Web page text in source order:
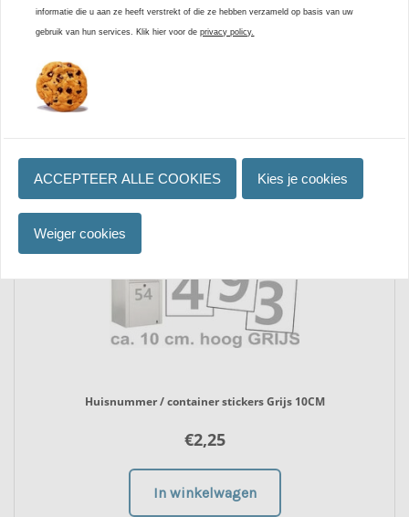
Review toevoegen
Huisnummer / container stickers Grijs 10CM
€2,25
In winkelwagen
informatie die u aan ze heeft verstrekt of die ze hebben verzameld op basis van uw
gebruik van hun services. Klik hier voor deprivacy policy.
ACCEPTEER ALLE COOKIES Kies je cookies
Weiger cookies